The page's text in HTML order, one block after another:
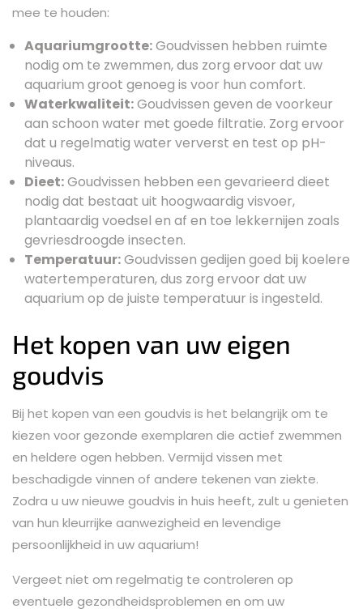
mee te houden:
Aquariumgrootte:Goudvissen hebben ruimte
nodig om te zwemmen, dus zorg ervoor dat uw
aquarium groot genoeg is voor hun comfort.
Waterkwaliteit:Goudvissen geven de voorkeur
aan schoon water met goede filtratie. Zorg ervoor
dat u regelmatig water ververst en test op pH-
niveaus.
Dieet:Goudvissen hebben een gevarieerd dieet
nodig dat bestaat uit hoogwaardig visvoer,
plantaardig voedsel en af en toe lekkernijen zoals
gevriesdroogde insecten.
Temperatuur:Goudvissen gedijen goed bij koelere
watertemperaturen, dus zorg ervoor dat uw
aquarium op de juiste temperatuur is ingesteld.
Het kopen van uw eigen
goudvis
Bij het kopen van een goudvis is het belangrijk om te
kiezen voor gezonde exemplaren die actief zwemmen
en heldere ogen hebben. Vermijd vissen met
beschadigde vinnen of andere tekenen van ziekte.
Zodra u uw nieuwe goudvis in huis heeft, zult u genieten
van hun kleurrijke aanwezigheid en levendige
persoonlijkheid in uw aquarium!
Vergeet niet om regelmatig te controleren op
eventuele gezondheidsproblemen en om uw